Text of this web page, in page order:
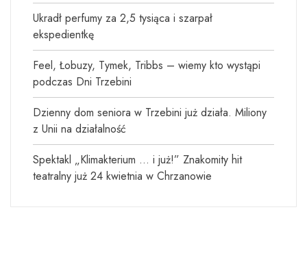
Ukradł perfumy za 2,5 tysiąca i szarpał
ekspedientkę
Feel, Łobuzy, Tymek, Tribbs – wiemy kto wystąpi
podczas Dni Trzebini
Dzienny dom seniora w Trzebini już działa. Miliony
z Unii na działalność
Spektakl „Klimakterium … i już!” Znakomity hit
teatralny już 24 kwietnia w Chrzanowie